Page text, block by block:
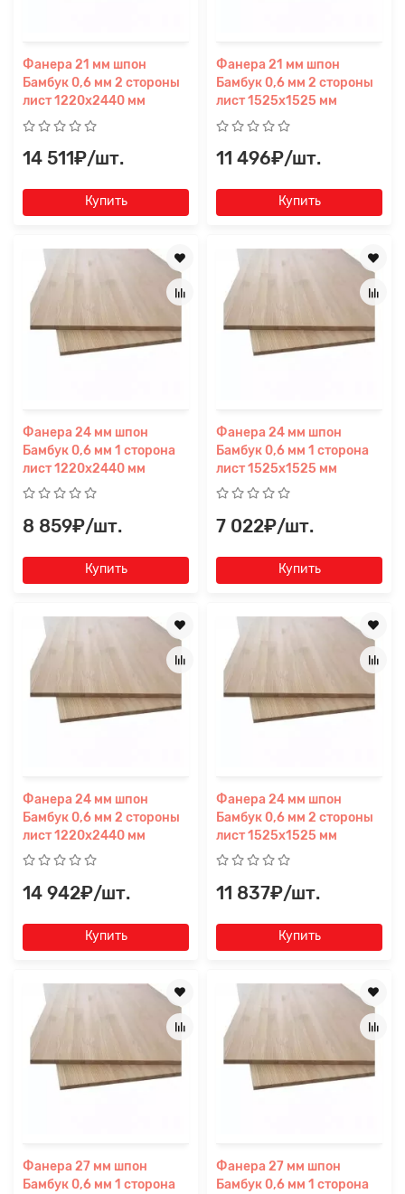
Фанера 21 мм шпон
Бамбук 0,6 мм 2 стороны
лист 1220х2440 мм
14 511₽/шт.
Купить
Фанера 21 мм шпон
Бамбук 0,6 мм 2 стороны
лист 1525х1525 мм
11 496₽/шт.
Купить
Фанера 24 мм шпон
Бамбук 0,6 мм 1 сторона
лист 1220х2440 мм
8 859₽/шт.
Купить
Фанера 24 мм шпон
Бамбук 0,6 мм 1 сторона
лист 1525х1525 мм
7 022₽/шт.
Купить
Фанера 24 мм шпон
Бамбук 0,6 мм 2 стороны
лист 1220х2440 мм
14 942₽/шт.
Купить
Фанера 24 мм шпон
Бамбук 0,6 мм 2 стороны
лист 1525х1525 мм
11 837₽/шт.
Купить
Фанера 27 мм шпон
Бамбук 0,6 мм 1 сторона
Фанера 27 мм шпон
Бамбук 0,6 мм 1 сторона
Заявка на расчет ×
Прикрепите
файл